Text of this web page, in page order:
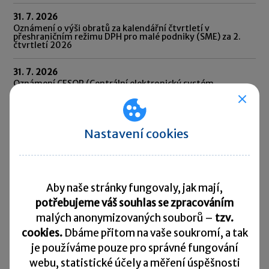
31. 7. 2026
Oznámení o výši obratů za kalendářní čtvrtletí v
přeshraničním režimu DPH pro malé podniky (SME) za 2.
čtvrtletí 2026
31. 7. 2026
Oznámení CESOP (Centrální elektronický systém
Odvod daně vybírané srážkou podle zvláštní sazby daně za
Přehled všech termínů ►
Kurzovní lístek
Nastavení cookies
Aby naše stránky fungovaly, jak mají,
potřebujeme váš souhlas se zpracováním
malých anonymizovaných souborů – tzv.
cookies. Dbáme přitom na vaše soukromí, a tak
je používáme pouze pro správné fungování
webu, statistické účely a měření úspěšnosti